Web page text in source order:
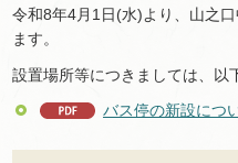
令和8年4月1日(水)より、山之
ます。
設置場所等につきましては、以
バス停の新設につ